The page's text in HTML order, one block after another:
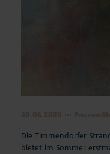
Die Timmendorfer
bietet im Sommer